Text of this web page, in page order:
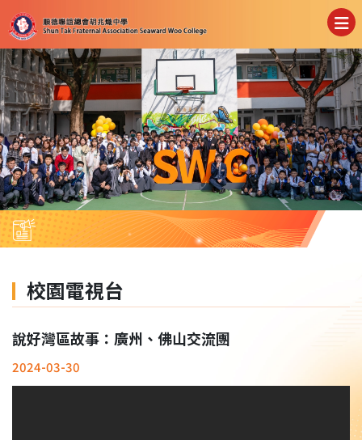
校園電視台
說好灣區故事：廣州、佛山交流團
2024-03-30